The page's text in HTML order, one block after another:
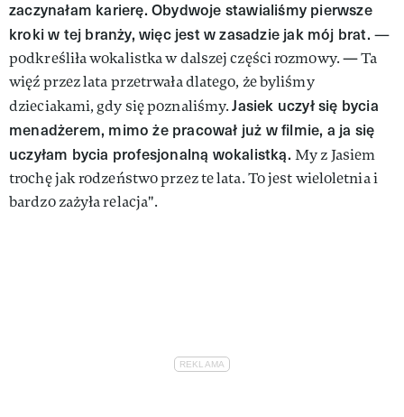
zaczynałam karierę. Obydwoje stawialiśmy pierwsze
kroki w tej branży, więc jest w zasadzie jak mój brat.—
podkreśliła wokalistka w dalszej części rozmowy. — Ta
więź przez lata przetrwała dlatego, że byliśmy
dzieciakami, gdy się poznaliśmy.Jasiek uczył się bycia
menadżerem, mimo że pracował już w filmie, a ja się
uczyłam bycia profesjonalną wokalistką.My z Jasiem
trochę jak rodzeństwo przez te lata. To jest wieloletnia i
bardzo zażyła relacja".